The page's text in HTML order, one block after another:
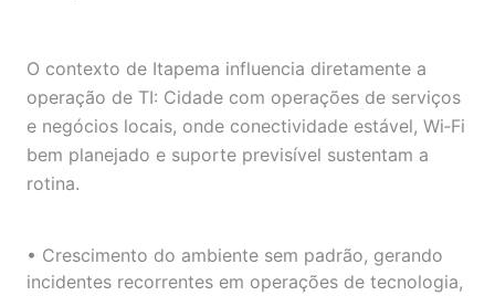
O contexto de Itapema influencia diretamente a
operação de TI: Cidade com operações de serviços
e negócios locais, onde conectividade estável, Wi‑Fi
bem planejado e suporte previsível sustentam a
rotina.
• Crescimento do ambiente sem padrão, gerando
incidentes recorrentes em operações de tecnologia,